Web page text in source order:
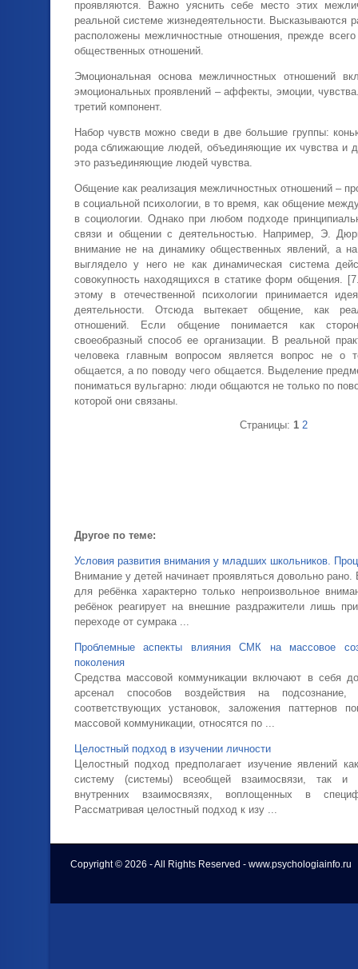
проявляются. Важно уяснить себе место этих
реальной системе жизнедеятельности. Высказываются
расположены межличностные отношения, прежде
общественных отношений.
Эмоциональная основа межличностных отношений
эмоциональных проявлений – аффекты, эмоции,
третий компонент.
Набор чувств можно сведи в две большие группы:
рода сближающие людей, объединяющие их чувства и
это разъединяющие людей чувства.
Общение как реализация межличностных отношений –
в социальной психологии, в то время, как общение
в социологии. Однако при любом подходе
связи и общении с деятельностью. Например, Э.
внимание не на динамику общественных явлений, а
выглядело у него не как динамическая система
совокупность находящихся в статике форм общения.
этому в отечественной психологии принимается
деятельности. Отсюда вытекает общение, как
отношений. Если общение понимается как
своеобразный способ ее организации. В реальной
человека главным вопросом является вопрос не о
общается, а по поводу чего общается. Выделение
пониматься вульгарно: люди общаются не только по
которой они связаны.
Страницы: 1 2
Другое по теме:
Условия развития внимания у младших школьников.
Внимание у детей начинает проявляться довольно
для ребёнка характерно только непроизвольное
ребёнок реагирует на внешние раздражители лишь
переходе от сумрака ...
Проблемные аспекты влияния СМК на массовое
поколения
Средства массовой коммуникации включают в себя
арсенал способов воздействия на
соответствующих установок, заложения паттернов
массовой коммуникации, относятся по ...
Целостный подход в изучении личности
Целостный подход предполагает изучение явлений
систему (системы) всеобщей взаимосвязи, так и
внутренних взаимосвязях, воплощенных в
Рассматривая целостный подход к изу ...
Copyright © 2026 - All Rights Reserved - www.psychologiainfo.ru